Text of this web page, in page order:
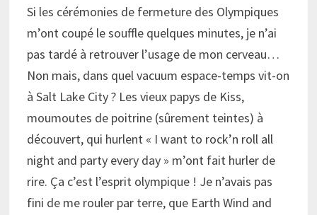
Si les cérémonies de fermeture des Olympiques
m’ont coupé le souffle quelques minutes, je n’ai
pas tardé à retrouver l’usage de mon cerveau…
Non mais, dans quel vacuum espace-temps vit-on
à Salt Lake City ? Les vieux papys de Kiss,
moumoutes de poitrine (sûrement teintes) à
découvert, qui hurlent « I want to rock’n roll all
night and party every day » m’ont fait hurler de
rire. Ça c’est l’esprit olympique ! Je n’avais pas
fini de me rouler par terre, que Earth Wind and